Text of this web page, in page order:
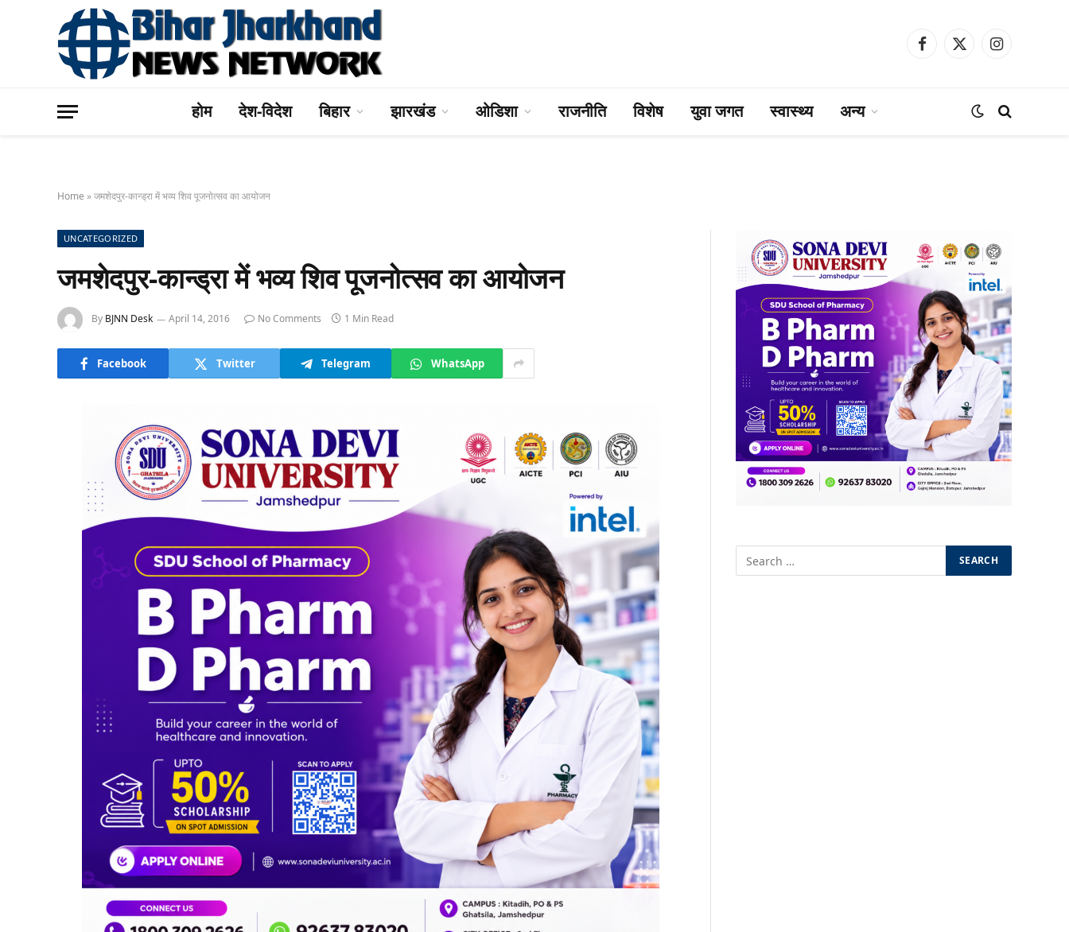
Facebook
X
Instagram
होम देश-विदेश बिहार झारखंड ओडिशा राजनीति विशेष युवा जगत स्वास्थ्य अन्य
Home »जमशेदपुर-कान्ड्रा में भव्य शिव पूजनोत्सव का आयोजन
UNCATEGORIZED
जमशेदपुर-कान्ड्रा में भव्य शिव पूजनोत्सव का आयोजन
By BJNN Desk April 14, 2016 No Comments 1 Min Read
Facebook Twitter Telegram WhatsApp